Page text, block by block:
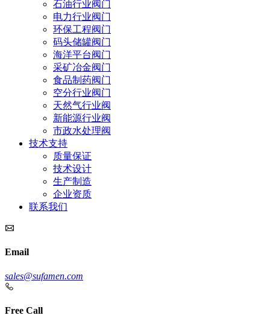
石油行业阀门
电力行业阀门
环保工程阀门
码头储罐阀门
海洋平台阀门
采矿冶金阀门
食品制药阀门
空分行业阀门
天然气行业阀
新能源行业阀
市政水处理阀
技术支持
质量保证
技术设计
生产制造
企业资质
联系我们
Email
sales@sufamen.com
Free Call